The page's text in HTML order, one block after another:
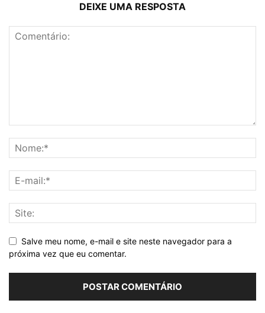
DEIXE UMA RESPOSTA
Salve meu nome, e-mail e site neste navegador para a
próxima vez que eu comentar.